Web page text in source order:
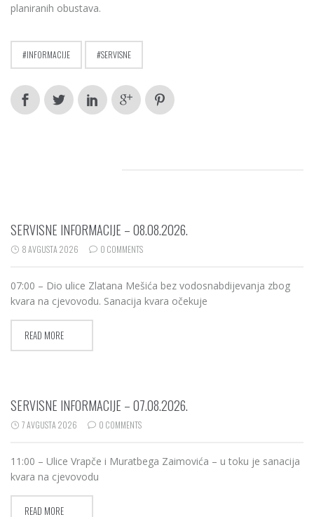
planiranih obustava.
INFORMACIJE SERVISNE
SERVISNE INFORMACIJE – 08.08.2026.
8 AVGUSTA 2026 0 COMMENTS
07:00 – Dio ulice Zlatana Mešića bez vodosnabdijevanja zbog
kvara na cjevovodu. Sanacija kvara očekuje
READ MORE
SERVISNE INFORMACIJE – 07.08.2026.
7 AVGUSTA 2026 0 COMMENTS
11:00 – Ulice Vrapče i Muratbega Zaimovića – u toku je sanacija
kvara na cjevovodu
READ MORE